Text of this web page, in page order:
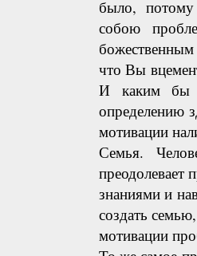
было, потому
собою
что Вы
И каким бы
определению
мотивации
Семья.
знаниями и
создать
мотивации